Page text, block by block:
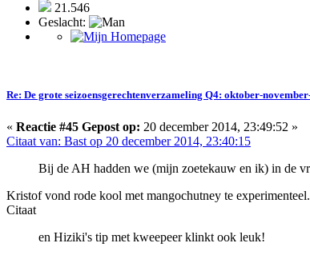
21.546
Geslacht:
Re: De grote seizoensgerechtenverzameling Q4: oktober-
« Reactie #45 Gepost op: 20 december 2014, 23:49:52 »
Citaat van: Bast op 20 december 2014, 23:40:15
Bij de AH hadden we (mijn zoetekauw en ik) in de
Kristof vond rode kool met mangochutney te
Citaat
en Hiziki's tip met kweepeer klinkt ook leuk!